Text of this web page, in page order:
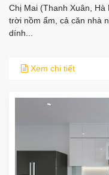
Chị Mai (Thanh Xuân,
trời nồm ẩm, cả căn nhà
dính...
Xem chi tiết